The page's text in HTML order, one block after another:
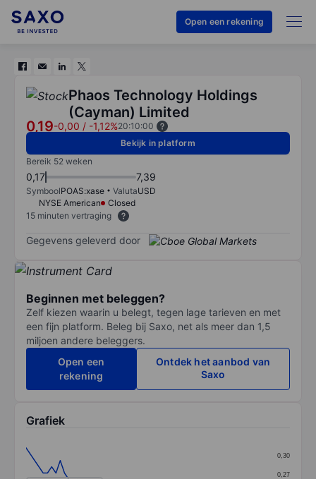
Open een rekening
Phaos Technology Holdings
(Cayman) Limited
0,19-0,00 / -1,12%20:10:00
Bekijk in platform
Bereik 52 weken
0,17 7,39
SymboolPOAS:xase ValutaUSD
NYSE American
Closed
15 minuten vertraging
Gegevens geleverd door
Beginnen met beleggen?
Zelf kiezen waarin u belegt, tegen lage tarieven en met
een fijn platform. Beleg bij Saxo, net als meer dan 1,5
miljoen andere beleggers.
Open een
rekening
Ontdek het aanbod van
Saxo
Grafiek
Line chart with 59 data points.
0,27
0,30